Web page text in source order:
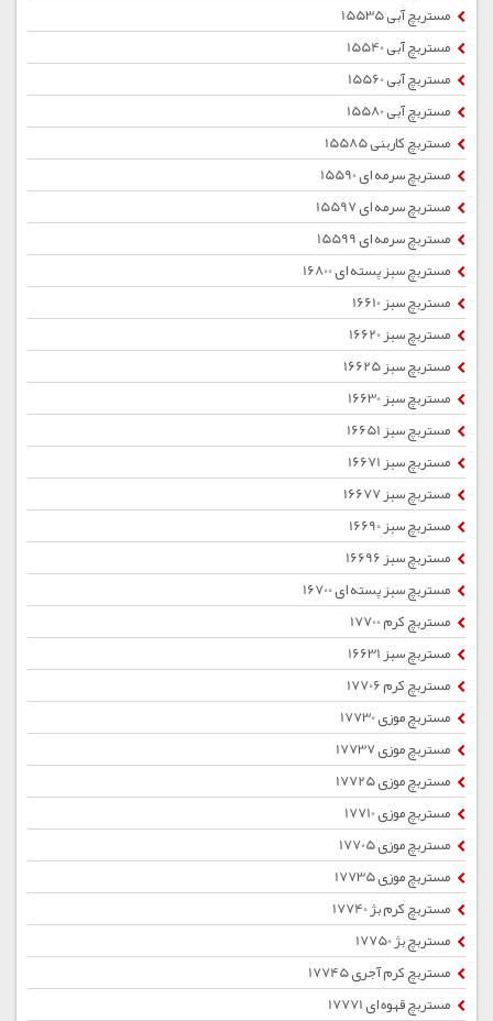
مستربچ آبی 15535
مستربچ آبی 15540
مستربچ آبی 15560
مستربچ آبی 15580
مستربچ کاربنی 15585
مستربچ سرمه ای 15590
مستربچ سرمه ای 15597
مستربچ سرمه ای 15599
مستربچ سبز پسته ای 16800
مستربچ سبز 16610
مستربچ سبز 16620
مستربچ سبز 16625
مستربچ سبز 16630
مستربچ سبز 16651
مستربچ سبز 16671
مستربچ سبز 16677
مستربچ سبز 16690
مستربچ سبز 16696
مستربچ سبز پسته ای 16700
مستربچ کرم 17700
مستربچ سبز 16631
مستربچ کرم 17706
مستربچ موزی 17730
مستربچ موزی 17737
مستربچ موزی 17725
مستربچ موزی 17710
مستربچ موزی 17705
مستربچ موزی 17735
مستربچ کرم بژ 17740
مستربچ بژ 17750
مستربچ کرم آجری 17745
مستربچ قهوه ای 17771